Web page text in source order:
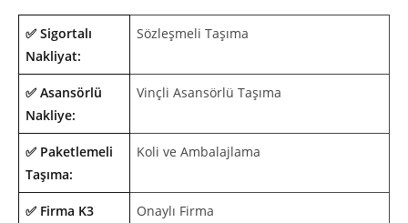
✅ Sigortalı
Nakliyat:
Sözleşmeli Taşıma
✅ Asansörlü
Nakliye:
Vinçli Asansörlü Taşıma
✅ Paketlemeli
Taşıma:
Koli ve Ambalajlama
✅ Firma K3
Onaylı Firma